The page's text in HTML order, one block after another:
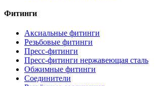
Фитинги
Аксиальные фитинги
Резьбовые фитинги
Пресс-фитинги
Пресс-фитинги нержавеющая сталь
Обжимные фитинги
Соединители